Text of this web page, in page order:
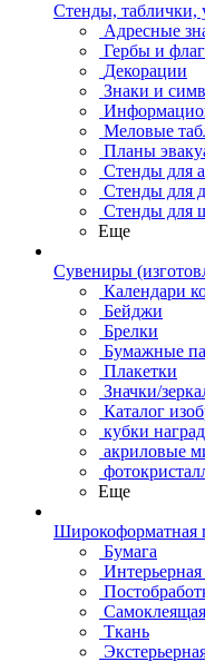
Стенды, таблички,
Адресные
Гербы и
Декорации
Знаки и
Меловые
Планы
Стенды для
Стенды для
Стенды для
Еще
Сувениры
Календари
Бейджи
Брелки
Бумажные
Плакетки
Значки/
Каталог
кубки
акриловые
Еще
Широкоформатная
Бумага
Ткань